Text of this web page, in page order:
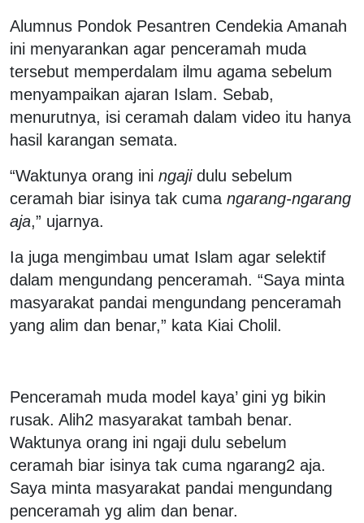
Alumnus Pondok Pesantren Cendekia Amanah
ini menyarankan agar penceramah muda
tersebut memperdalam ilmu agama sebelum
menyampaikan ajaran Islam. Sebab,
menurutnya, isi ceramah dalam video itu hanya
hasil karangan semata.
“Waktunya orang ini ngajidulu sebelum
ceramah biar isinya tak cuma ngarang-ngarang
aja,” ujarnya.
Ia juga mengimbau umat Islam agar selektif
dalam mengundang penceramah. “Saya minta
masyarakat pandai mengundang penceramah
yang alim dan benar,” kata Kiai Cholil.
Penceramah muda model kaya’ gini yg bikin
rusak. Alih2 masyarakat tambah benar.
Waktunya orang ini ngaji dulu sebelum
ceramah biar isinya tak cuma ngarang2 aja.
Saya minta masyarakat pandai mengundang
penceramah yg alim dan benar.